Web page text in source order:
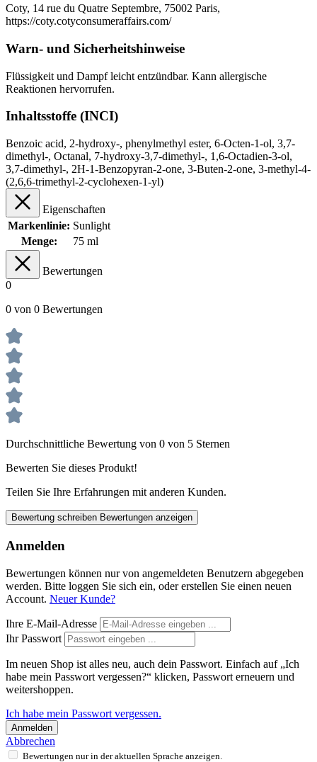
Coty, 14 rue du Quatre Septembre, 75002 Paris,
https://coty.cotyconsumeraffairs.com/
Warn- und Sicherheitshinweise
Flüssigkeit und Dampf leicht entzündbar. Kann allergische
Reaktionen hervorrufen.
Inhaltsstoffe (INCI)
Benzoic acid, 2-hydroxy-, phenylmethyl ester, 6-Octen-1-ol, 3,7-
dimethyl-, Octanal, 7-hydroxy-3,7-dimethyl-, 1,6-Octadien-3-ol,
3,7-dimethyl-, 2H-1-Benzopyran-2-one, 3-Buten-2-one, 3-methyl-4-
(2,6,6-trimethyl-2-cyclohexen-1-yl)
Eigenschaften
Markenlinie: Sunlight
Menge:
75 ml
Bewertungen
0
0 von 0 Bewertungen
Durchschnittliche Bewertung von 0 von 5 Sternen
Bewerten Sie dieses Produkt!
Teilen Sie Ihre Erfahrungen mit anderen Kunden.
Bewertung schreiben Bewertungen anzeigen
Anmelden
Bewertungen können nur von angemeldeten Benutzern abgegeben
werden. Bitte loggen Sie sich ein, oder erstellen Sie einen neuen
Account. Neuer Kunde?
Ihre E-Mail-Adresse
Ihr Passwort
Im neuen Shop ist alles neu, auch dein Passwort. Einfach auf „Ich
habe mein Passwort vergessen?“ klicken, Passwort erneuern und
weitershoppen.
Ich habe mein Passwort vergessen.
Anmelden
Abbrechen
Bewertungen nur in der aktuellen Sprache anzeigen.